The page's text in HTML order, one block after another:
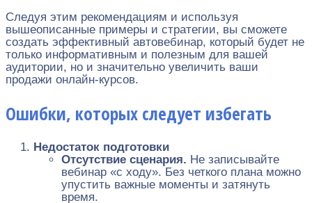
Следуя этим рекомендациям и используя
вышеописанные примеры и стратегии, вы сможете
создать эффективный автовебинар, который будет не
только информативным и полезным для вашей
аудитории, но и значительно увеличить ваши
продажи онлайн-курсов.
Ошибки, которых следует избегать
Недостаток подготовки
Отсутствие сценария. Не записывайте
вебинар «с ходу». Без четкого плана можно
упустить важные моменты и затянуть
время.